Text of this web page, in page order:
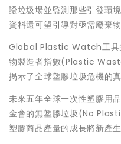
證垃圾場並監測那些引發環
資料還可望引導對亟需廢棄
Global Plastic Watch工具
物製造者指數(Plastic
揭示了全球塑膠垃圾危機的
未來五年全球一次性塑膠用
金會的無塑膠垃圾(No
塑膠商品產量的成長將新產